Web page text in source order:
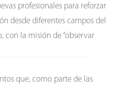
profesionales para reforzar
desde diferentes campos del
con la misión de “observar
que, como parte de las